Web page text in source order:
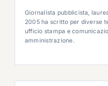
Giornalista pubblicista,
2005 ha scritto per diverse
ufficio stampa e
amministrazione.